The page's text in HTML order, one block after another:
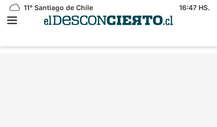
11° Santiago de Chile 16:47 HS.